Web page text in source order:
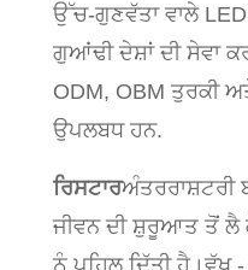
ਉੱਚ-ਗੁਣਵੱਤਾ ਵਾਲੇ
ਗੁਆਂਢੀ ਦੇਸ਼ਾਂ ਦੀ ਸੇਵਾ
ODM, OBM ਤੁਰਕੀ
ਉਪਲਬਧ ਹਨ.
ਰਿਸਟਾਰਅੰਤਰਰਾਸ਼ਟਰੀ
ਜੀਵਨ ਦੀ ਸ਼ੁਰੂਆਤ ਤੋਂ ਲੈ
ਨੂੰ ਪਹਿਲ ਦਿੱਤੀ ਹੈ।ਵੱਖ